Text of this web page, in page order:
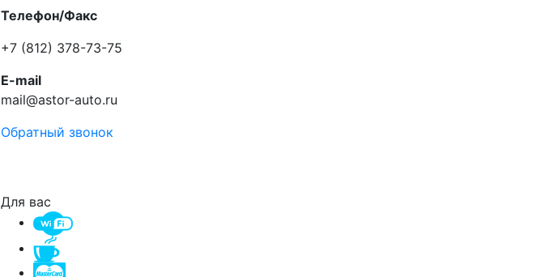
Телефон/Факс
+7 (812) 378-73-75
E-mail
mail@astor-auto.ru
Обратный звонок
Для вас